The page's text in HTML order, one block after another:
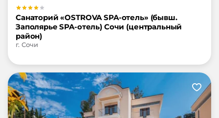
Санаторий «OSTROVA SPA-отель» (бывш.
Заполярье SPA-отель) Сочи (центральный
район)
г. Сочи